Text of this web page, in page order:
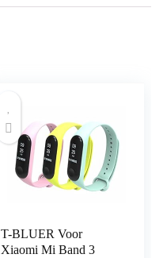
T-BLUER Voor
Xiaomi Mi Band 3